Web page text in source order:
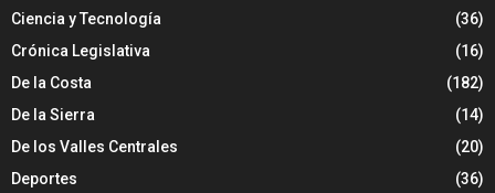
Ciencia y Tecnología
(36)
Crónica Legislativa
(16)
De la Costa
(182)
De la Sierra
(14)
De los Valles Centrales
(20)
Deportes
(36)